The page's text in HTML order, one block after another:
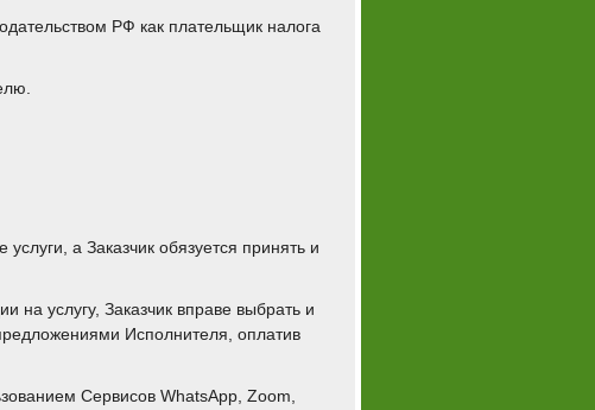
РФ как плательщик налога
а Заказчик обязуется принять и
на услугу, Заказчик вправе выбрать и
Исполнителя, оплатив
Сервисов WhatsАpp, Zoom,